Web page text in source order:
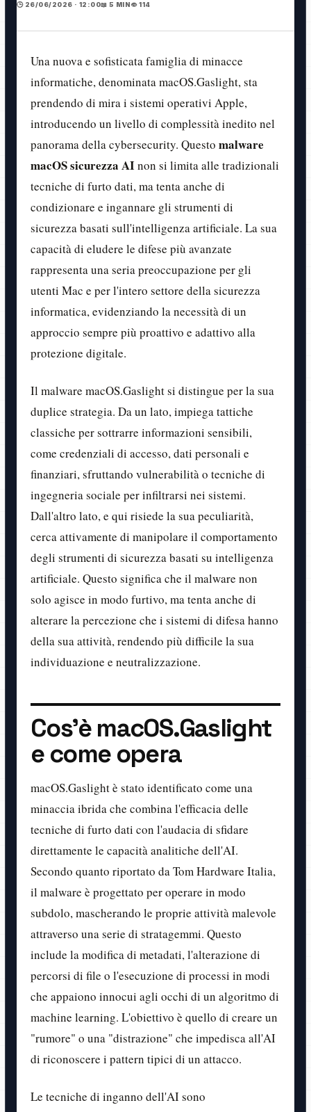
🕒 26/06/2026 · 12:00📖 5 MIN 👁️ 114
Una nuova e sofisticata famiglia di minacce
informatiche, denominata macOS.Gaslight, sta
prendendo di mira i sistemi operativi Apple,
introducendo un livello di complessità inedito nel
panorama della cybersecurity. Questo malware
macOS sicurezza AInon si limita alle tradizionali
tecniche di furto dati, ma tenta anche di
condizionare e ingannare gli strumenti di
sicurezza basati sull'intelligenza artificiale. La sua
capacità di eludere le difese più avanzate
rappresenta una seria preoccupazione per gli
utenti Mac e per l'intero settore della sicurezza
informatica, evidenziando la necessità di un
approccio sempre più proattivo e adattivo alla
protezione digitale.
Il malware macOS.Gaslight si distingue per la sua
duplice strategia. Da un lato, impiega tattiche
classiche per sottrarre informazioni sensibili,
come credenziali di accesso, dati personali e
finanziari, sfruttando vulnerabilità o tecniche di
ingegneria sociale per infiltrarsi nei sistemi.
Dall'altro lato, e qui risiede la sua peculiarità,
cerca attivamente di manipolare il comportamento
degli strumenti di sicurezza basati su intelligenza
artificiale. Questo significa che il malware non
solo agisce in modo furtivo, ma tenta anche di
alterare la percezione che i sistemi di difesa hanno
della sua attività, rendendo più difficile la sua
individuazione e neutralizzazione.
Cos'è macOS.Gaslight
e come opera
macOS.Gaslight è stato identificato come una
minaccia ibrida che combina l'efficacia delle
tecniche di furto dati con l'audacia di sfidare
direttamente le capacità analitiche dell'AI.
Secondo quanto riportato da Tom Hardware Italia,
il malware è progettato per operare in modo
subdolo, mascherando le proprie attività malevole
attraverso una serie di stratagemmi. Questo
include la modifica di metadati, l'alterazione di
percorsi di file o l'esecuzione di processi in modi
che appaiono innocui agli occhi di un algoritmo di
machine learning. L'obiettivo è quello di creare un
"rumore" o una "distrazione" che impedisca all'AI
di riconoscere i pattern tipici di un attacco.
Le tecniche di inganno dell'AI sono